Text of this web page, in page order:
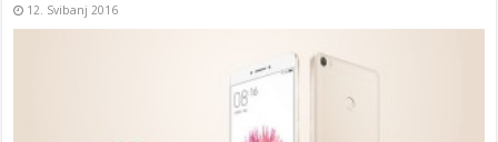
12. Svibanj 2016